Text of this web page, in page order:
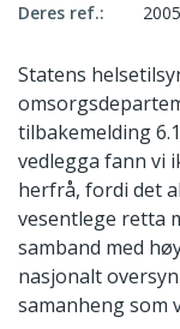
Deres ref.:
Statens
tilbakemelding
vedlegga fann vi
herfrå, fordi det
vesentlege retta
samband med
nasjonalt
samanheng som